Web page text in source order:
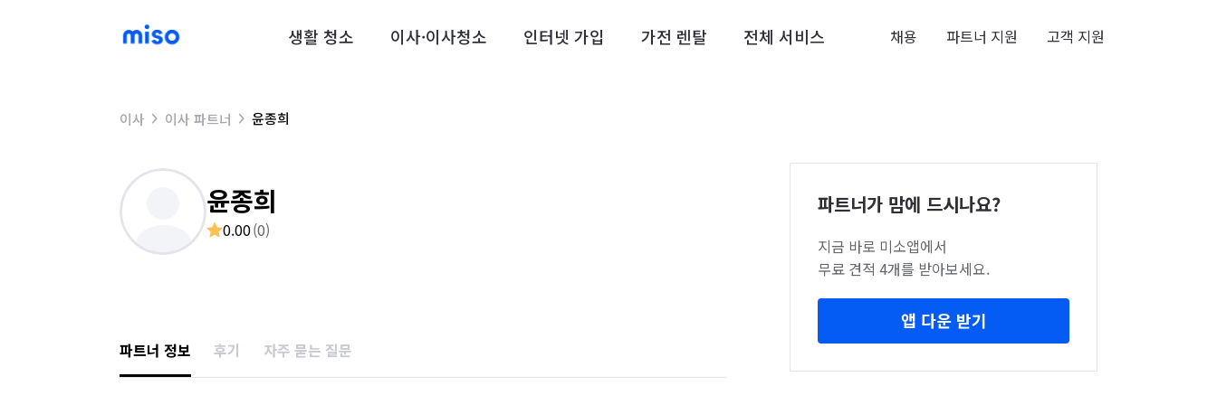
생활 청소 이사·이사청소 인터넷 가입 가전 렌탈 전체 서비스 채용 파트너 지원 고객 지원
이사 이사 파트너 윤종희
윤종희
0.00(0)
파트너 정보 후기 자주 묻는 질문
파트너가 맘에 드시나요?
지금 바로 미소앱에서
무료 견적 4개를 받아보세요.
앱 다운 받기